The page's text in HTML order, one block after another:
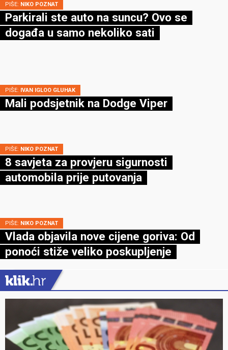
PIŠE: NIKO POZNAT
Parkirali ste auto na suncu? Ovo se
događa u samo nekoliko sati
PIŠE: IVAN IGLOO GLUHAK
Mali podsjetnik na Dodge Viper
PIŠE: NIKO POZNAT
8 savjeta za provjeru sigurnosti
automobila prije putovanja
PIŠE: NIKO POZNAT
Vlada objavila nove cijene goriva: Od
ponoći stiže veliko poskupljenje